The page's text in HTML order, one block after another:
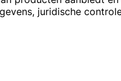
juridische